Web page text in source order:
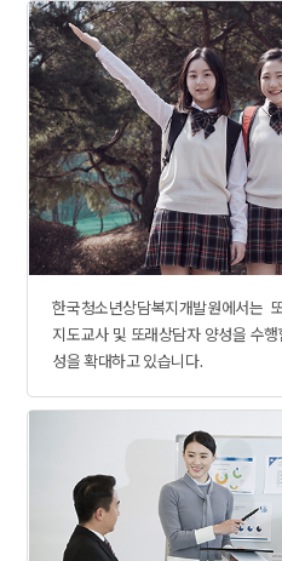
한국청소년상담복지개발원에서는
지도교사 및 또래상담자 양성을 수
성을 확대하고 있습니다.